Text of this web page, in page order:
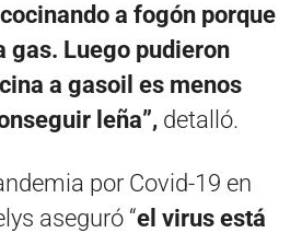
a fogón porque
gas. Luego pudieron
a gasoil es menos
leña”, detalló.
por Covid-19 en
aseguró “el virus está